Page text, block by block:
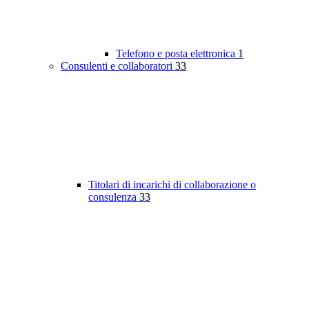
Telefono e posta elettronica 1
Consulenti e collaboratori 33
Titolari di incarichi di collaborazione o
consulenza 33